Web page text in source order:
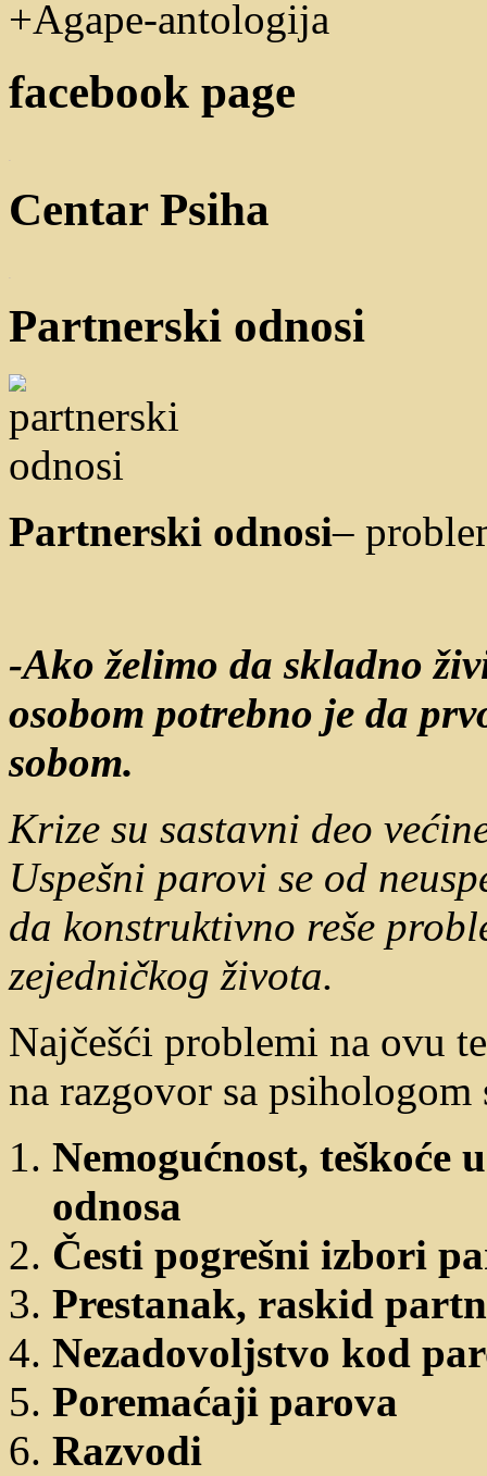
+Agape-antologija
facebook page
Centar Psiha
Partnerski odnosi
Partnerski odnosi–
-Akoželimo da skladno
osobom potrebno je da
sobom.
Krize su sastavni deo
Uspešni parovi se od
da konstruktivno reše
zejedničkog života.
Najčešći problemi na ovu
na razgovor sa psihologom
Nemogućnost, teškoće
odnosa
Česti pogrešni izbori
Prestanak, raskid
Nezadovoljstvo kod
Poremaćaji parova
Razvodi